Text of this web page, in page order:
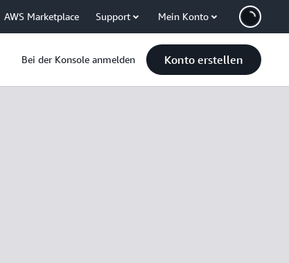
AWS Marketplace Support Mein Konto
Bei der Konsole anmelden Konto erstellen